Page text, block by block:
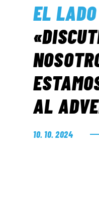
EL
AL
10. 10. 2024